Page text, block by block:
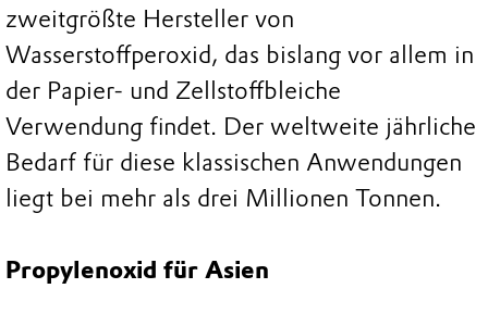
zweitgrößte Hersteller von
Wasserstoffperoxid, das bislang vor allem in
der Papier- und Zellstoffbleiche
Verwendung findet. Der weltweite jährliche
Bedarf für diese klassischen Anwendungen
liegt bei mehr als drei Millionen Tonnen.
Propylenoxid für Asien